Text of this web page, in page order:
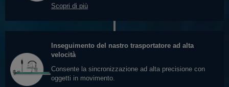
Scopri di più
Inseguimento del nastro trasportatore ad alta
velocità
Consente la sincronizzazione ad alta precisione con
oggetti in movimento.